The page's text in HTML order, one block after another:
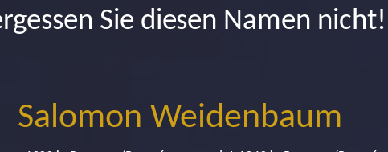
Sie diesen Namen nicht!
Salomon Weidenbaum